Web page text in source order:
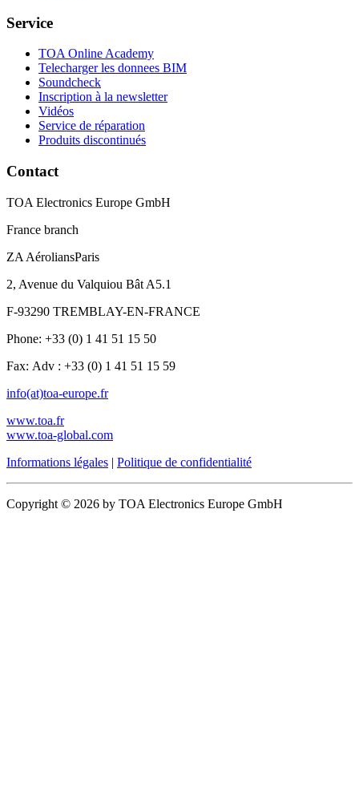
Service
TOA Online Academy
Telecharger les donnees BIM
Soundcheck
Inscription à la newsletter
Vidéos
Service de réparation
Produits discontinués
Contact
TOA Electronics Europe GmbH
France branch
ZA AéroliansParis
2, Avenue du Valquiou Bât A5.1
F-93290 TREMBLAY-EN-FRANCE
Phone: +33 (0) 1 41 51 15 50
Fax: Adv : +33 (0) 1 41 51 15 59
info(at)toa-europe.fr
www.toa.fr
www.toa-global.com
Informations légales | Politique de confidentialité
Copyright © 2026 by TOA Electronics Europe GmbH